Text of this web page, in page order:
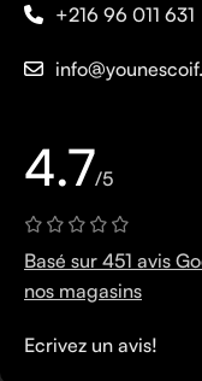
+216 96 011 631
4.7/5
Basé sur 451 avis
nos magasins
Ecrivez un avis!